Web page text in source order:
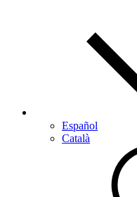
Español
Català